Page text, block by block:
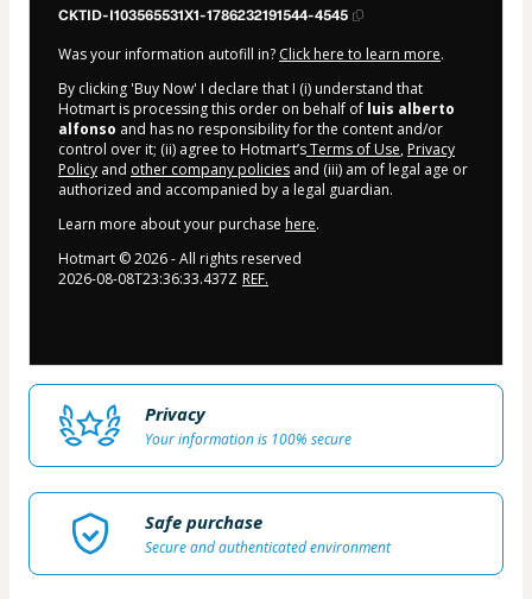
CKTID-I103565531X1-1786232191544-4545
Was your information autofill in? Click here to learn more.
By clicking 'Buy Now' I declare that I (i) understand that
Hotmart is processing this order on behalf of luis alberto
alfonso and has no responsibility for the content and/or
control over it; (ii) agree to Hotmart’sTerms of Use, Privacy
Policy and other company policies and (iii) am of legal age or
authorized and accompanied by a legal guardian.
Learn more about your purchase here.
Hotmart ©2026- All rights reserved
2026-08-08T23:36:33.437Z REF.
Privacy
Your information is 100% secure
Safe purchase
Secure and authenticated environment